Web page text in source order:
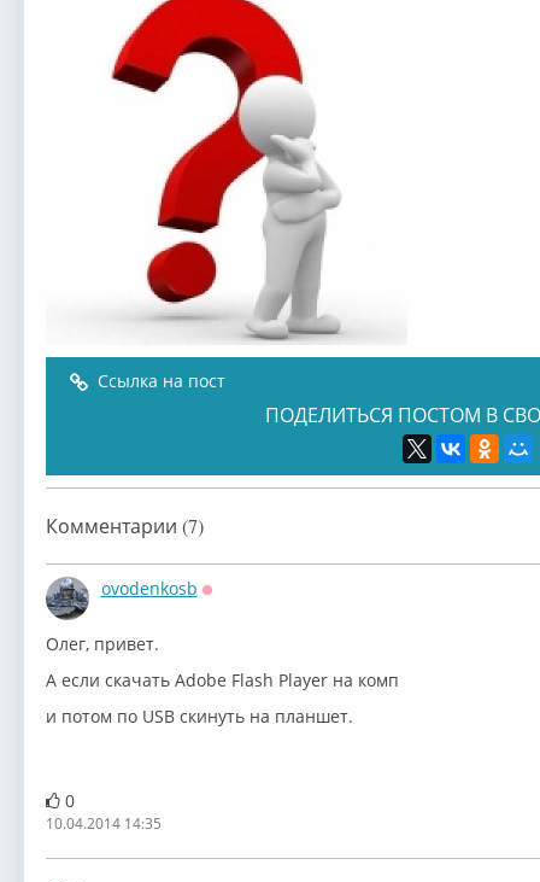
Ссылка на пост
ПОДЕЛИТЬСЯ ПОСТОМ В
Комментарии (7)
ovodenkosb
Олег, привет.
А если скачать Adobe Flash Player на комп
и потом по USB скинуть на планшет.
0
10.04.2014 14:35